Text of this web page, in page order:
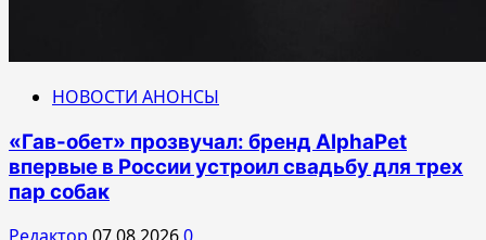
НОВОСТИ АНОНСЫ
«Гав-обет» прозвучал: бренд AlphaPet
впервые в России устроил свадьбу для трех
пар собак